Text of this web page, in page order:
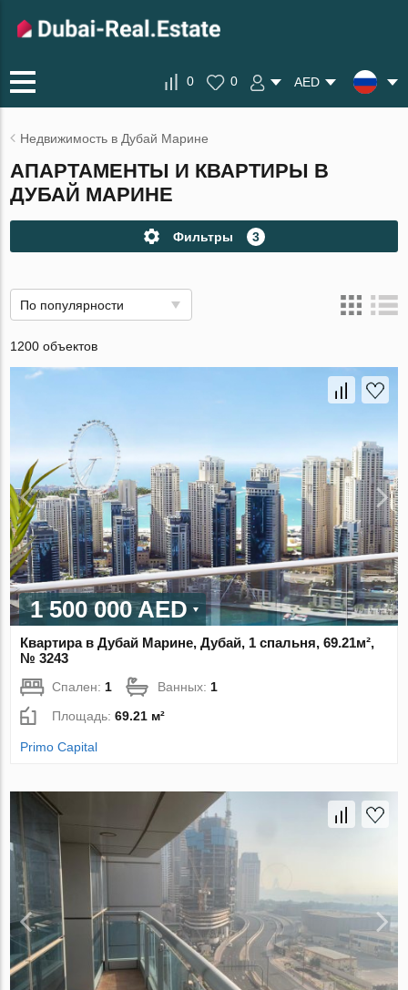
0 0 AED
Недвижимость в Дубай Марине
АПАРТАМЕНТЫ И КВАРТИРЫ В
ДУБАЙ МАРИНЕ
Фильтры 3
По популярности
1200 объектов
1 500 000 AED
Квартира в Дубай Марине, Дубай, 1 спальня, 69.21м²,
№ 3243
Спален: 1 Ванных: 1
Площадь:69.21 м²
Primo Capital